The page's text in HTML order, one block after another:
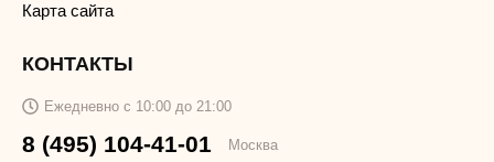
Карта сайта
КОНТАКТЫ
Ежедневно с 10:00 до 21:00
8 (495) 104-41-01 Москва